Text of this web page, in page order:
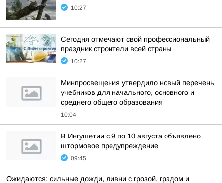
10:27
Сегодня отмечают свой профессиональный
праздник строители всей страны
10:27
Минпросвещения утвердило новый перечень
учебников для начального, основного и
среднего общего образования
10:04
В Ингушетии с 9 по 10 августа объявлено
штормовое предупреждение
09:45
Ожидаются: сильные дожди, ливни с грозой, градом и